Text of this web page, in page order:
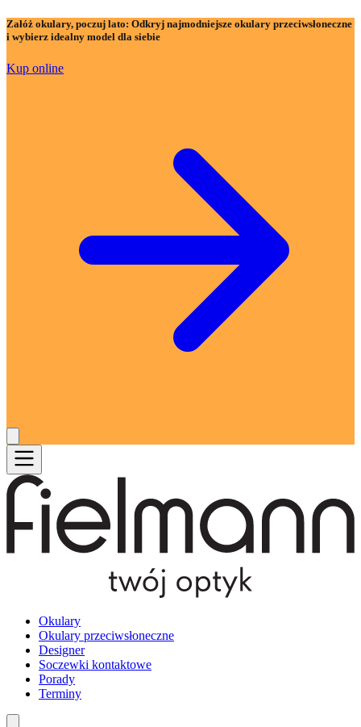
Załóż okulary, poczuj lato: Odkryj najmodniejsze okulary przeciwsłoneczne
i wybierz idealny model dla siebie
Kup online
Okulary
Okulary przeciwsłoneczne
Designer
Soczewki kontaktowe
Porady
Terminy